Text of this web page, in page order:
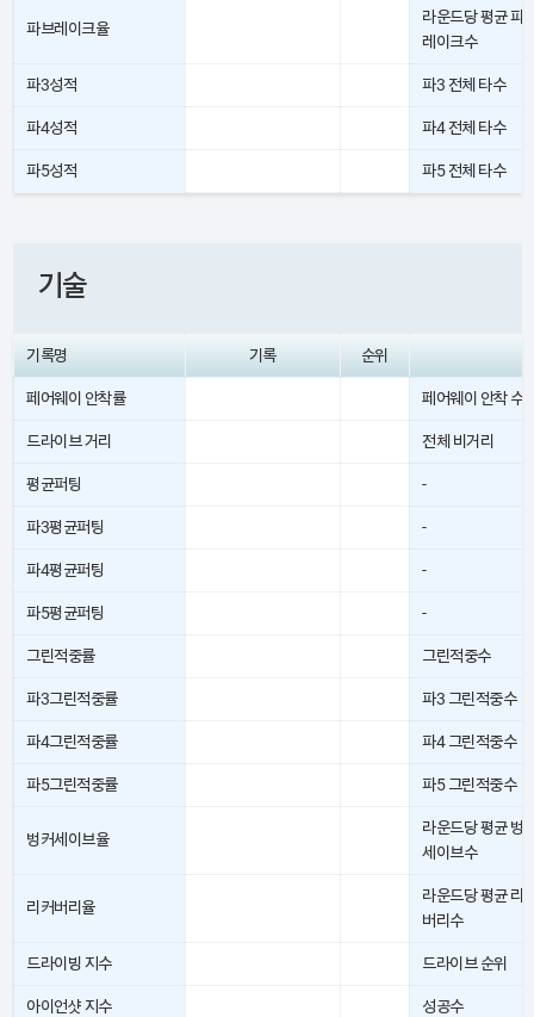
파브레이크율
라운드당 평균 파
레이크수
파3성적 파3 전체 타수
파4성적 파4 전체 타수
파5성적 파5 전체 타수
기술
기록명 기록 순위
페어웨이 안착률 페어웨이 안착 수
드라이브 거리 전체 비거리
평균퍼팅 -
파3평균퍼팅 -
파4평균퍼팅 -
파5평균퍼팅 -
그린적중률 그린적중수
파3그린적중률 파3 그린적중수
파4그린적중률 파4 그린적중수
파5그린적중률 파5 그린적중수
벙커세이브율
라운드당 평균 벙
세이브수
리커버리율
라운드당 평균 리
버리수
드라이빙 지수 드라이브 순위
아이언샷 지수 성공수